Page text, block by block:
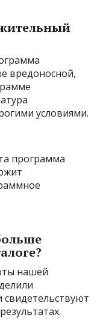
вредоносной,
условиями.
программа
нашей
свидетельствуют